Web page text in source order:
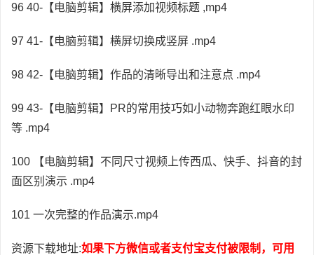
96 40-【电脑剪辑】横屏添加视频标题 ,mp4
97 41-【电脑剪辑】横屏切换成竖屏 .mp4
98 42-【电脑剪辑】作品的清晰导出和注意点 .mp4
99 43-【电脑剪辑】PR的常用技巧如小动物奔跑红眼水印
等 .mp4
100 【电脑剪辑】不同尺寸视频上传西瓜、快手、抖音的封
面区别演示 .mp4
101 一次完整的作品演示.mp4
资源下载地址:如果下方微信或者支付宝支付被限制，可用